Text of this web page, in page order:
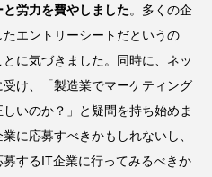
労力を費やしました。多くの企
エントリーシートだというの
に気づきました。同時に、ネッ
け、「製造業でマーケティング
いのか？」と疑問を持ち始めま
に応募すべきかもしれないし、
するIT企業に行ってみるべきか